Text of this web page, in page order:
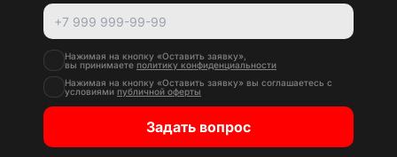
Нажимая на кнопку «Оставить заявку»,
вы принимаете политику конфиденциальности
Нажимая на кнопку «Оставить заявку» вы соглашаетесь с
условиями публичной оферты
Задать вопрос